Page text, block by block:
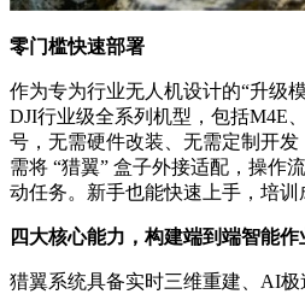
零门槛快速部署
作为专为行业无人机设计的“升级
DJI行业级全系列机型，包括M4E
号，无需硬件改装、无需定制开
需将 “猎翼” 盒子外接适配，操作
动任务。新手也能快速上手，培训
四大核心能力，构建端到端智能作
猎翼系统具备实时三维重建、AI